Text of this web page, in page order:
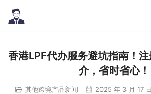
香港LPF代办服务避坑指南！
介，省时省心！
其他跨境产品新闻 2025 年 3 月 17